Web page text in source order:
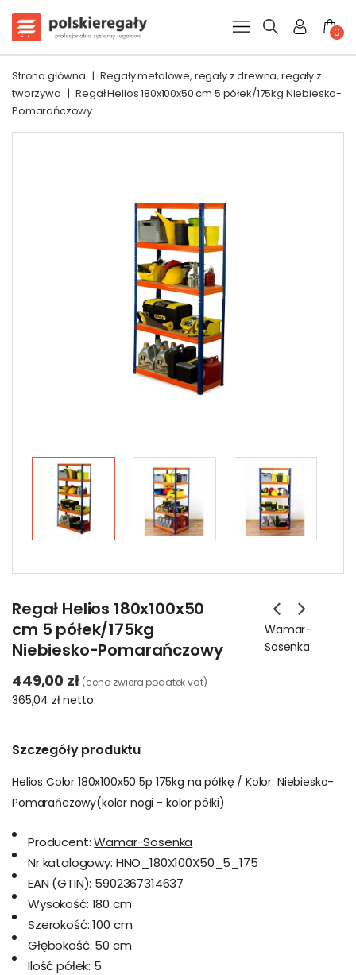
0
Strona główna | Regały metalowe, regały z drewna, regały z
tworzywa | Regał Helios 180x100x50 cm 5 półek/175kg Niebiesko-
Pomarańczowy
Regał Helios 180x100x50
cm 5 półek/175kg
Niebiesko-Pomarańczowy
Wamar-
Sosenka
449,00 zł (cena zwiera podatek vat)
365,04 złnetto
Szczegóły produktu
Helios Color 180x100x50 5p 175kg na półkę / Kolor: Niebiesko-
Pomarańczowy(kolor nogi - kolor półki)
Producent: Wamar-Sosenka
Nr katalogowy: HNO_180X100X50_5_175
EAN (GTIN): 5902367314637
Wysokość: 180 cm
Szerokość: 100 cm
Głębokość: 50 cm
Ilość półek: 5